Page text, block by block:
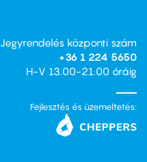
Jegyrendelés központi szám
+36 1 224 5650
H-V 13.00-21.00 óráig
Fejlesztés és üzemeltetés: